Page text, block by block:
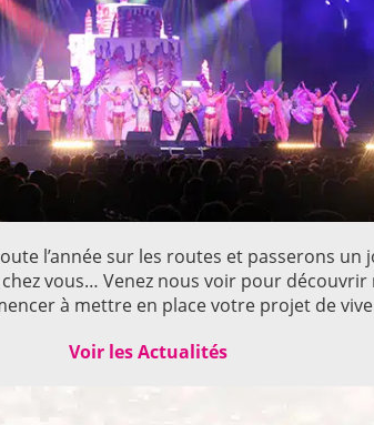
l’année sur les routes et passerons un
chez vous… Venez nous voir pour
à mettre en place votre projet de
Voir les Actualités